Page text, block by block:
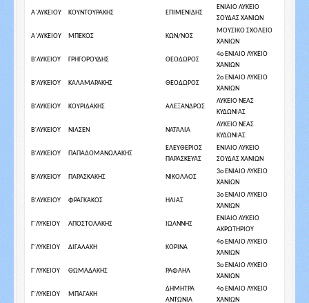
Α΄ΛΥΚΕΙΟΥ ΚΟΥΝΤΟΥΡΑΚΗΣ ΕΠΙΜΕΝΙΔΗΣ
ΕΝΙΑΙΟ ΛΥΚΕΙΟ
ΣΟΥΔΑΣ ΧΑΝΙΩΝ
Α΄ΛΥΚΕΙΟΥ ΜΠΕΚΟΣ ΚΩΝ/ΝΟΣ
ΜΟΥΣΙΚΟ ΣΧΟΛΕΙΟ
ΧΑΝΙΩΝ
Β΄ΛΥΚΕΙΟΥ ΓΡΗΓΟΡΟΥΔΗΣ ΘΕΟΔΩΡΟΣ
4ο ΕΝΙΑΙΟ ΛΥΚΕΙΟ
ΧΑΝΙΩΝ
Β΄ΛΥΚΕΙΟΥ ΚΑΛΑΜΑΡΑΚΗΣ ΘΕΟΔΩΡΟΣ
2ο ΕΝΙΑΙΟ ΛΥΚΕΙΟ
ΧΑΝΙΩΝ
Β΄ΛΥΚΕΙΟΥ ΚΟΥΡΙΔΑΚΗΣ ΑΛΕΞΑΝΔΡΟΣ
ΛΥΚΕΙΟ ΝΕΑΣ
ΚΥΔΩΝΙΑΣ
Β΄ΛΥΚΕΙΟΥ ΝΙΛΣΕΝ ΝΑΤΑΛΙΑ
ΛΥΚΕΙΟ ΝΕΑΣ
ΚΥΔΩΝΙΑΣ
Β΄ΛΥΚΕΙΟΥ ΠΑΠΑΔΟΜΑΝΩΛΑΚΗΣ
ΕΛΕΥΘΕΡΙΟΣ
ΠΑΡΑΣΚΕΥΑΣ
ΕΝΙΑΙΟ ΛΥΚΕΙΟ
ΣΟΥΔΑΣ ΧΑΝΙΩΝ
Β΄ΛΥΚΕΙΟΥ ΠΑΡΑΣΚΑΚΗΣ ΝΙΚΟΛΑΟΣ
3ο ΕΝΙΑΙΟ ΛΥΚΕΙΟ
ΧΑΝΙΩΝ
Β΄ΛΥΚΕΙΟΥ ΦΡΑΓΚΑΚΟΣ ΗΛΙΑΣ
3ο ΕΝΙΑΙΟ ΛΥΚΕΙΟ
ΧΑΝΙΩΝ
Γ΄ΛΥΚΕΙΟΥ ΑΠΟΣΤΟΛΑΚΗΣ ΙΩΑΝΝΗΣ
ΕΝΙΑΙΟ ΛΥΚΕΙΟ
ΑΚΡΩΤΗΡΙΟΥ
Γ΄ΛΥΚΕΙΟΥ ΔΙΓΑΛΑΚΗ ΚΟΡΙΝΑ
4ο ΕΝΙΑΙΟ ΛΥΚΕΙΟ
ΧΑΝΙΩΝ
Γ΄ΛΥΚΕΙΟΥ ΘΩΜΑΔΑΚΗΣ ΡΑΦΑΗΛ
3ο ΕΝΙΑΙΟ ΛΥΚΕΙΟ
ΧΑΝΙΩΝ
Γ΄ΛΥΚΕΙΟΥ ΜΠΑΓΑΚΗ
ΔΗΜΗΤΡΑ
ΑΝΤΩΝΙΑ
4ο ΕΝΙΑΙΟ ΛΥΚΕΙΟ
ΧΑΝΙΩΝ